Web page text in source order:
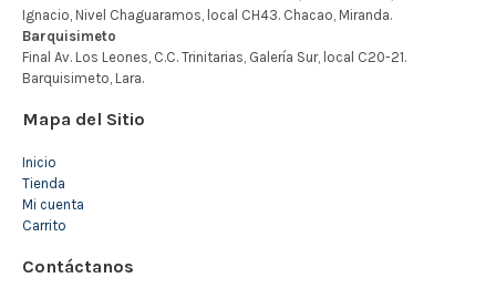
Mapa del Sitio
Inicio
Tienda
Mi cuenta
Carrito
Contáctanos